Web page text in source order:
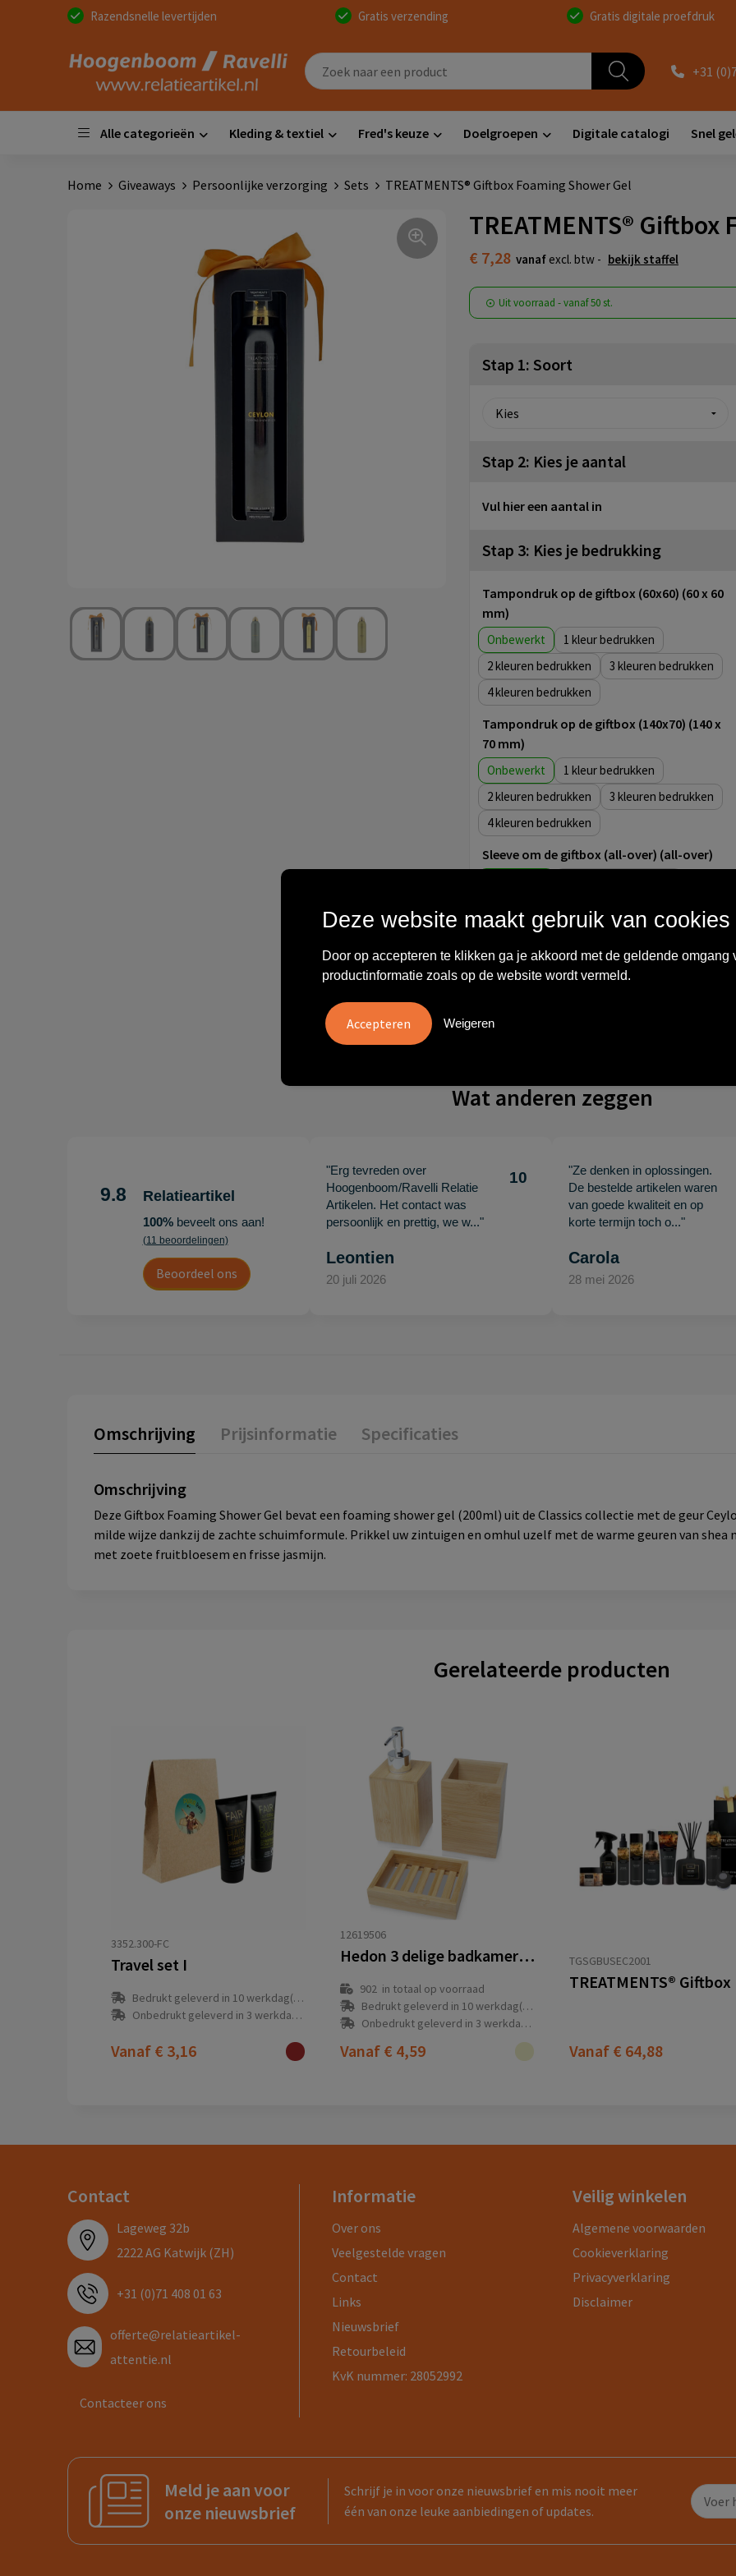
Razendsnelle levertijden Gratis verzending Gratis digitale proefdruk
+31
Alle categorieën Kleding & textiel Fred's keuze Doelgroepen Digitale catalogi Snel
Home Giveaways Persoonlijke verzorging Sets TREATMENTS® Giftbox Foaming Shower Gel
TREATMENTS®
€ 7,28 vanaf excl. btw - bekijk staffel
Uit voorraad -vanaf50 st.
Stap 1: Soort
Stap 2: Kies je aantal
Vul hier een aantal in
Stap 3: Kies je bedrukking
Tampondruk op de giftbox (60x60) (60 x 60
mm)
Onbewerkt
1
2
3
4
Tampondruk op de giftbox (140x70) (140 x
70 mm)
Onbewerkt
1
2
3
4
Sleeve om de giftbox (all-over) (all-over)
Krimpfolie om de Foaming Shower Gel
(200ml) (all-over)
Onbewerkt Full colour
Wat anderen zeggen
9.8 Relatieartikel
100%beveelt ons aan!
(11 beoordelingen)
Beoordeel ons
"Erg tevreden over
Hoogenboom/Ravelli Relatie
Artikelen. Het contact was
persoonlijk en prettig, we w..."
10
Leontien
20 juli 2026
"Ze denken in oplossingen.
De bestelde artikelen waren
van goede kwaliteit en op
korte termijn toch o..."
Carola
28 mei 2026
Omschrijving Prijsinformatie Specificaties
Omschrijving
Deze Giftbox Foaming Shower Gel bevat een foaming shower gel (200ml) uit de Classics collectie met de geur
milde wijze dankzij de zachte schuimformule. Prikkel uw zintuigen en omhul uzelf met de warme geuren van
met zoete fruitbloesem en frisse jasmijn.
Gerelateerde producten
3352.300-FC
Travel set I
Bedrukt geleverd in 10 werkdag(en)
Onbedrukt geleverd in 3 werkdag(en)
Vanaf € 3,16
12619506
Hedon 3 delige badkamerset van bamboe
902in totaal op voorraad
Bedrukt geleverd in 10 werkdag(en)
Onbedrukt geleverd in 3 werkdag(en)
Vanaf € 4,59
TGSGBUSEC2001
Vanaf € 64,88
Contact
Lageweg 32b
2222 AG Katwijk (ZH)
+31 (0)71 408 01 63
offerte@relatieartikel-
attentie.nl
Contacteer ons
Informatie
Over ons
Veelgestelde vragen
Contact
Links
Nieuwsbrief
Retourbeleid
KvK nummer: 28052992
Veilig winkelen
Algemene voorwaarden
Cookieverklaring
Privacyverklaring
Disclaimer
Meld je aan voor
onze nieuwsbrief
Schrijf je in voor onze nieuwsbrief en mis nooit meer
één van onze leuke aanbiedingen of updates.
Deze website maakt gebruik van cookies
Door op accepteren te klikken ga je akkoord met de geldende omgang
productinformatie zoals op de website wordt vermeld.
Weigeren